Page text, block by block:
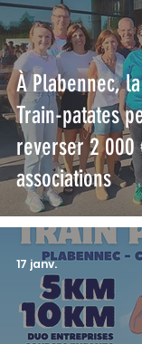
À Plabennec,
Train-patates
reverser 2 000
associations
17 janv.